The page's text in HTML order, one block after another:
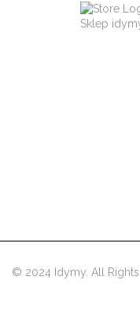
Sklep
© 2024 Idymy. All